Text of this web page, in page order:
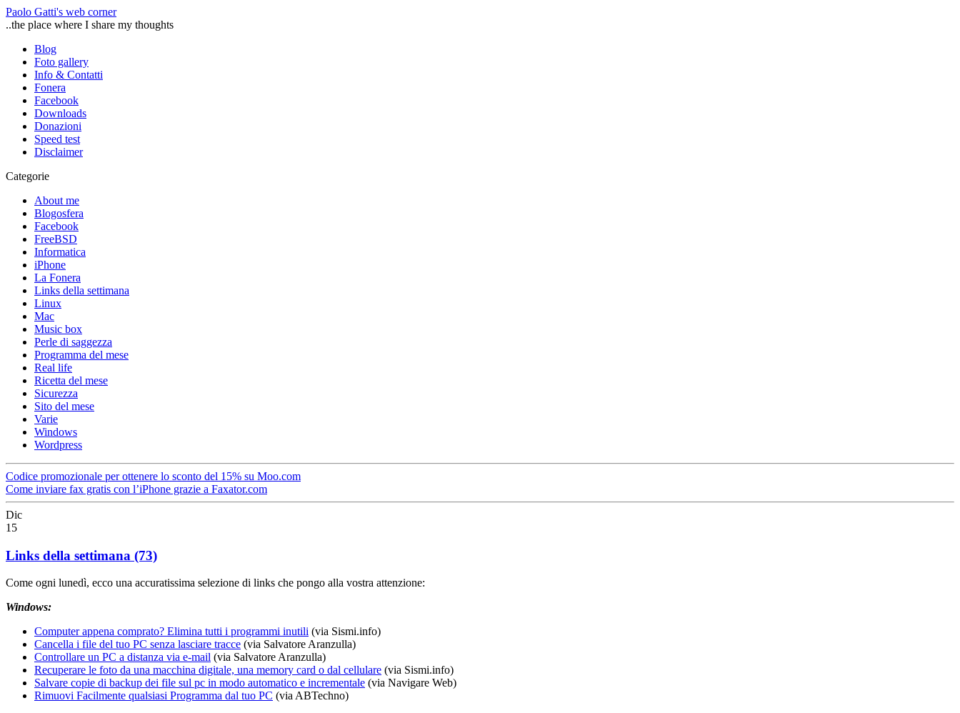
Paolo Gatti's web corner
..the place where I share my thoughts
Blog
Foto gallery
Info & Contatti
Fonera
Facebook
Downloads
Donazioni
Speed test
Disclaimer
Categorie
About me
Blogosfera
Facebook
FreeBSD
Informatica
iPhone
La Fonera
Links della settimana
Linux
Mac
Music box
Perle di saggezza
Programma del mese
Real life
Ricetta del mese
Sicurezza
Sito del mese
Varie
Windows
Wordpress
Codice promozionale per ottenere lo sconto del 15% su Moo.com
Come inviare fax gratis con l’iPhone grazie a Faxator.com
Dic
15
Links della settimana (73)
Come ogni lunedì, ecco una accuratissima selezione di links che pongo alla vostra attenzione:
Windows:
Computer appena comprato? Elimina tutti i programmi inutili (via Sismi.info)
Cancella i file del tuo PC senza lasciare tracce (via Salvatore Aranzulla)
Controllare un PC a distanza via e-mail (via Salvatore Aranzulla)
Recuperare le foto da una macchina digitale, una memory card o dal cellulare (via Sismi.info)
Salvare copie di backup dei file sul pc in modo automatico e incrementale (via Navigare Web)
Rimuovi Facilmente qualsiasi Programma dal tuo PC (via ABTechno)